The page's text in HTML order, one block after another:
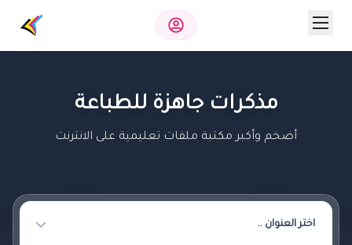
مذكرات جاهزة للطباعة
أضخم وأكبر مكتبة ملفات تعليمية على الانترنت